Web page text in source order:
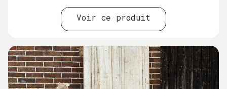
Voir ce produit